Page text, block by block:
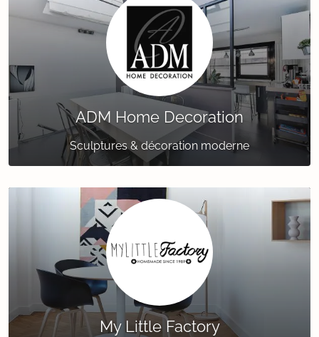
ADM Home Decoration
Sculptures & décoration moderne
My Little Factory